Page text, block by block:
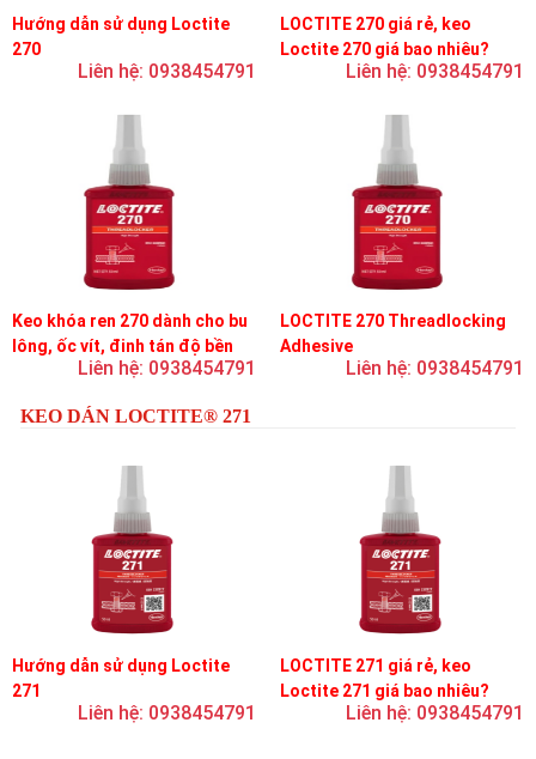
Hướng dẫn sử dụng Loctite
270
Liên hệ: 0938454791
LOCTITE 270 giá rẻ, keo
Loctite 270 giá bao nhiêu?
Liên hệ: 0938454791
Keo khóa ren 270 dành cho bu
lông, ốc vít, đinh tán độ bền
cao, khóa vĩnh viễn
Liên hệ: 0938454791
LOCTITE 270 Threadlocking
Adhesive
Liên hệ: 0938454791
KEO DÁN LOCTITE® 271
Hướng dẫn sử dụng Loctite
271
Liên hệ: 0938454791
LOCTITE 271 giá rẻ, keo
Loctite 271 giá bao nhiêu?
Liên hệ: 0938454791